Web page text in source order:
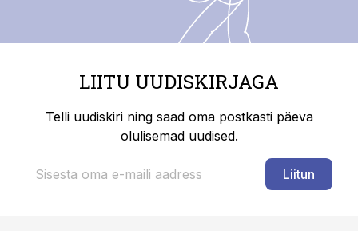
LIITU UUDISKIRJAGA
Telli uudiskiri ning saad oma postkasti päeva
olulisemad uudised.
Liitun